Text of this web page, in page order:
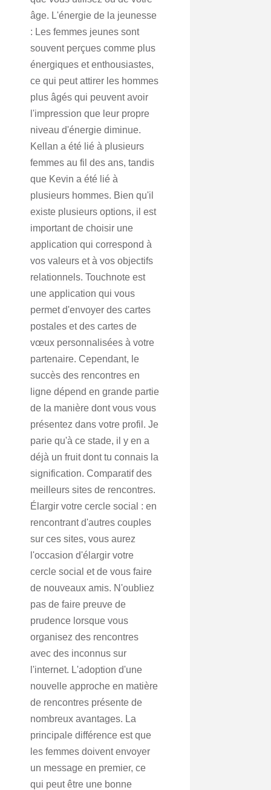
âge. L'énergie de la jeunesse
: Les femmes jeunes sont
souvent perçues comme plus
énergiques et enthousiastes,
ce qui peut attirer les hommes
plus âgés qui peuvent avoir
l'impression que leur propre
niveau d'énergie diminue.
Kellan a été lié à plusieurs
femmes au fil des ans, tandis
que Kevin a été lié à
plusieurs hommes. Bien qu'il
existe plusieurs options, il est
important de choisir une
application qui correspond à
vos valeurs et à vos objectifs
relationnels. Touchnote est
une application qui vous
permet d'envoyer des cartes
postales et des cartes de
vœux personnalisées à votre
partenaire. Cependant, le
succès des rencontres en
ligne dépend en grande partie
de la manière dont vous vous
présentez dans votre profil. Je
parie qu'à ce stade, il y en a
déjà un fruit dont tu connais la
signification. Comparatif des
meilleurs sites de rencontres.
Élargir votre cercle social : en
rencontrant d'autres couples
sur ces sites, vous aurez
l'occasion d'élargir votre
cercle social et de vous faire
de nouveaux amis. N'oubliez
pas de faire preuve de
prudence lorsque vous
organisez des rencontres
avec des inconnus sur
l'internet. L'adoption d'une
nouvelle approche en matière
de rencontres présente de
nombreux avantages. La
principale différence est que
les femmes doivent envoyer
un message en premier, ce
qui peut être une bonne